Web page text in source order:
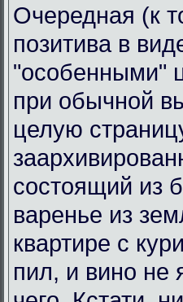
Очередная (к
позитива в
"особенными"
при обычной
целую
состоящий из
варенье из
квартире с
пил, и вино